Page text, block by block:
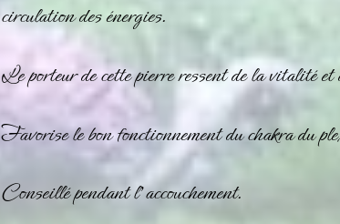
circulation des énergies.
Le porteur de cette pierre ressent de la vitalité
Favorise le bon fonctionnement du chakra du
Conseillé pendant l’accouchement.